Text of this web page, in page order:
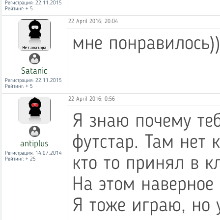
Регистрация: 22.11.2015
Рейтинг: + 5
Satanic
Регистрация: 22.11.2015
Рейтинг: + 5
22 April 2016; 20:04
мне
antiplus
Регистрация: 14.07.2014
Рейтинг: + 25
22 April 2016; 0:56
Я знаю почему
футстар. Там нет
кто то принял в
На этом наверное
Я тоже играю, но